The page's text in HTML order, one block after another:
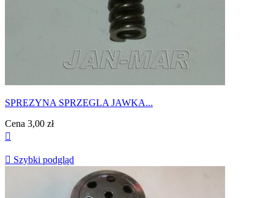
SPREZYNA SPRZEGLA JAWKA...
Cena 3,00 zł

 Szybki podgląd